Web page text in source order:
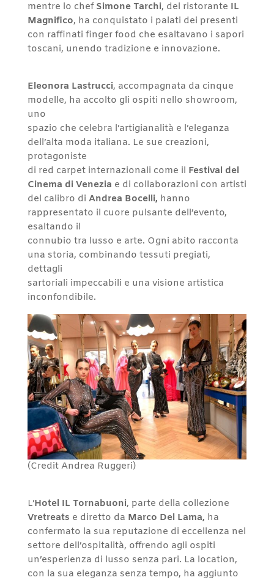
mentre lo chef Simone Tarchi, del ristorante IL
Magnifico, ha conquistato i palati dei presenti
con raffinati finger food che esaltavano i sapori
toscani, unendo tradizione e innovazione.
Eleonora Lastrucci, accompagnata da cinque
modelle, ha accolto gli ospiti nello showroom,
uno
spazio che celebra l’artigianalità e l’eleganza
dell’alta moda italiana. Le sue creazioni,
protagoniste
di red carpet internazionali come il Festival del
Cinema di Venezia e di collaborazioni con artisti
del calibro di Andrea Bocelli, hanno
rappresentato il cuore pulsante dell’evento,
esaltando il
connubio tra lusso e arte. Ogni abito racconta
una storia, combinando tessuti pregiati,
dettagli
sartoriali impeccabili e una visione artistica
inconfondibile.
(Credit Andrea Ruggeri)
L’Hotel IL Tornabuoni, parte della collezione
Vretreats e diretto da Marco Del Lama, ha
confermato la sua reputazione di eccellenza nel
settore dell’ospitalità, offrendo agli ospiti
un’esperienza di lusso senza pari. La location,
con la sua eleganza senza tempo, ha aggiunto